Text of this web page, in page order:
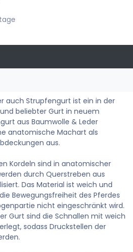
auch Strupfengurt ist ein in der
beliebter Gurt in neuem
aus Baumwolle & Leder
anatomische Machart als
aus.
Kordeln sind in anatomischer
durch Querstreben aus
Das Material ist weich und
Bewegungsfreiheit des Pferdes
nicht eingeschränkt wird.
Gurt sind die Schnallen mit weich
sodass Druckstellen der